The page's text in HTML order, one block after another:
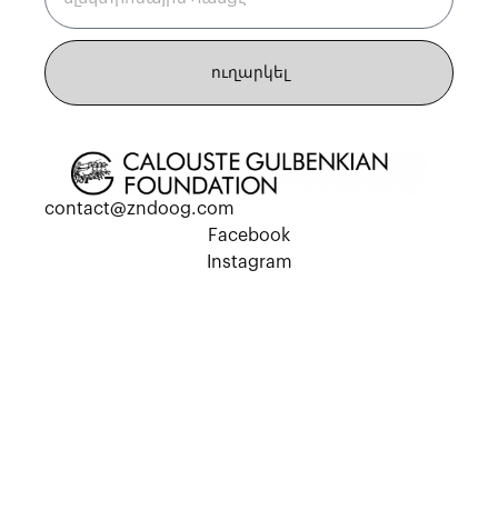
ուղարկել
contact@zndoog.com
Facebook
Instagram